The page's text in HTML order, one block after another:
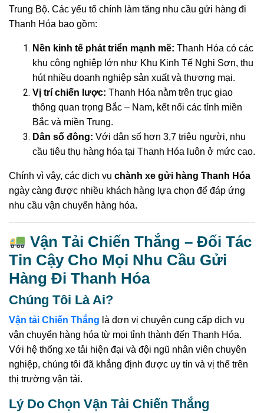
Trung Bộ. Các yếu tố chính làm tăng nhu cầu gửi hàng đi
Thanh Hóa bao gồm:
Nền kinh tế phát triển mạnh mẽ: Thanh Hóa có các
khu công nghiệp lớn như Khu Kinh Tế Nghi Sơn, thu
hút nhiều doanh nghiệp sản xuất và thương mại.
Vị trí chiến lược: Thanh Hóa nằm trên trục giao
thông quan trọng Bắc – Nam, kết nối các tỉnh miền
Bắc và miền Trung.
Dân số đông: Với dân số hơn 3,7 triệu người, nhu
cầu tiêu thụ hàng hóa tại Thanh Hóa luôn ở mức cao.
Chính vì vậy, các dịch vụ chành xe gửi hàng Thanh Hóa
ngày càng được nhiều khách hàng lựa chọn để đáp ứng
nhu cầu vận chuyển hàng hóa.
Vận Tải Chiến Thắng – Đối Tác
Tin Cậy Cho Mọi Nhu Cầu Gửi
Hàng Đi Thanh Hóa
Chúng Tôi Là Ai?
Vận tải Chiến Thắng là đơn vị chuyên cung cấp dịch vụ
vận chuyển hàng hóa từ mọi tỉnh thành đến Thanh Hóa.
Với hệ thống xe tải hiện đại và đội ngũ nhân viên chuyên
nghiệp, chúng tôi đã khẳng định được uy tín và vị thế trên
thị trường vận tải.
Lý Do Chọn Vận Tải Chiến Thắng